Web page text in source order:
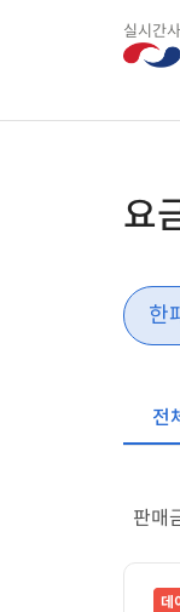
실시간
요
한
전체
데